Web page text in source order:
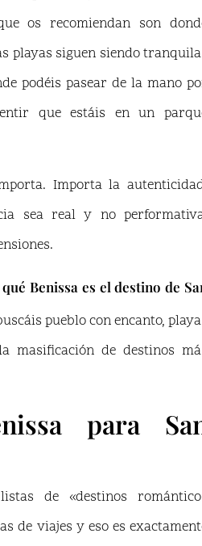
os recomiendan son
playas siguen siendo
podéis pasear de la mano
que estáis en un
Importa la
sea real y no
Benissa es el destino de
pueblo con encanto,
masificación de destinos
para
de «destinos
de viajes y eso es